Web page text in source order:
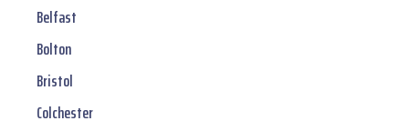
Belfast
Bolton
Bristol
Colchester